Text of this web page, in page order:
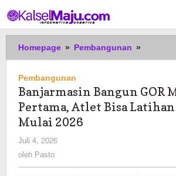
ke
konten
Homepage » Pembangunan »
Bangun
Pertama,
Atlet
2026
Pembangunan
Banjarmasin Bangun
Pertama, Atlet Bisa
Mulai 2026
Juli 4, 2026
oleh Pasto